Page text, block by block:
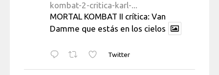
kombat-2-critica-karl-...
MORTAL KOMBAT II crítica: Van
Damme que estás en los cielos
Twitter